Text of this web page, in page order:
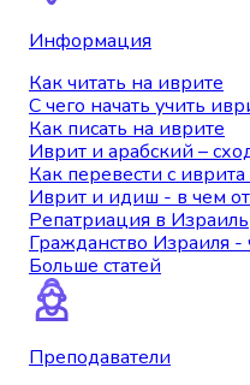
Информация
Как читать на иврите
С чего начать учить
Как писать на иврите
Иврит и арабский –
Как перевести с
Иврит и идиш - в чем
Репатриация в Израиль
Гражданство Израиля -
Больше статей
Преподаватели